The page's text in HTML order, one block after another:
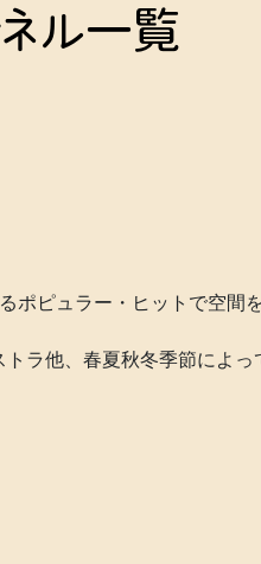
ル一覧
ポピュラー・ヒットで空間
ラ他、春夏秋冬季節によっ